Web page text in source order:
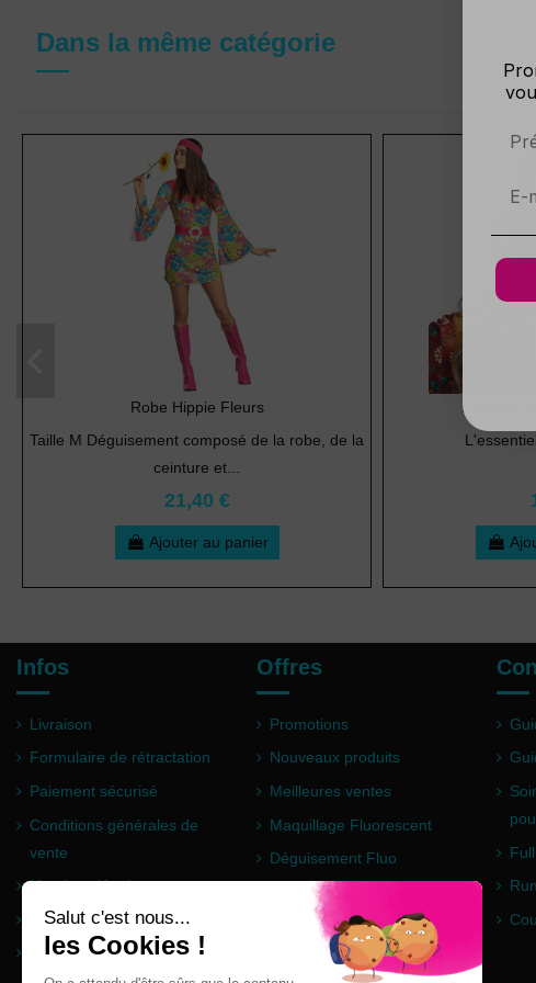
Dans la même catégorie
Robe Hippie Fleurs
Taille M Déguisement composé de la robe, de la
ceinture et...
21,40 €
Ajouter au panier
Lunettes
Infos
Livraison
Formulaire de rétractation
Paiement sécurisé
Conditions générales de
vente
Mentions légales
Questions fréquentes
Partenaires
Offres
Promotions
Nouveaux produits
Meilleures ventes
Maquillage Fluorescent
Déguisement Fluo
Poudre Holi